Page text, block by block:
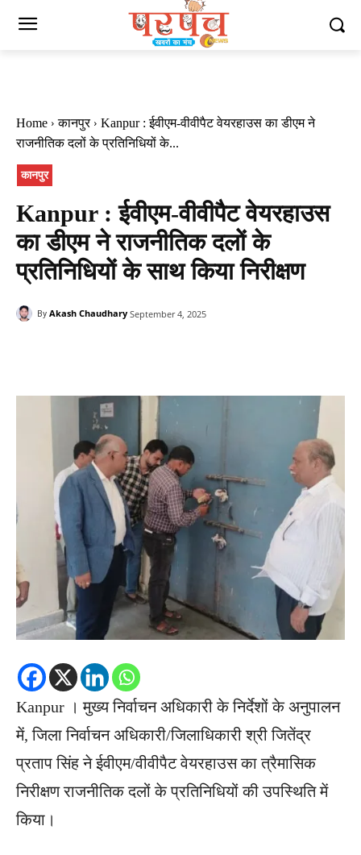
Home कानपुर
Kanpur : ईवीएम-वीवीपैट वेयरहाउस का डीएम ने
राजनीतिक दलों के प्रतिनिधियों के...
कानपुर
Kanpur : ईवीएम-वीवीपैट वेयरहाउस
का डीएम ने राजनीतिक दलों के
प्रतिनिधियों के साथ किया निरीक्षण
By Akash Chaudhary September 4, 2025
Kanpur । मुख्य निर्वाचन अधिकारी के निर्देशों के अनुपालन
में, जिला निर्वाचन अधिकारी/जिलाधिकारी श्री जितेंद्र
प्रताप सिंह ने ईवीएम/वीवीपैट वेयरहाउस का त्रैमासिक
निरीक्षण राजनीतिक दलों के प्रतिनिधियों की उपस्थिति में
किया।